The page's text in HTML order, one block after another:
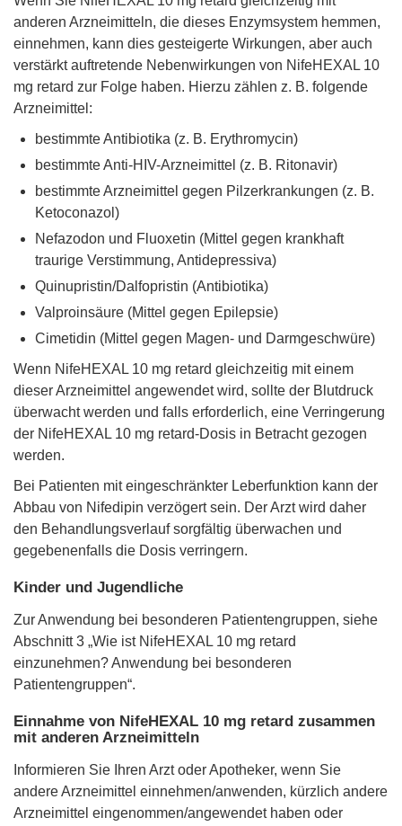
anderen Arzneimitteln, die dieses Enzymsystem hemmen,
einnehmen, kann dies gesteigerte Wirkungen, aber auch
verstärkt auftretende Nebenwirkungen von NifeHEXAL 10
mg retard zur Folge haben. Hierzu zählen z. B. folgende
Arzneimittel:
bestimmte Antibiotika (z. B. Erythromycin)
bestimmte Anti-HIV-Arzneimittel (z. B. Ritonavir)
bestimmte Arzneimittel gegen Pilzerkrankungen (z. B.
Ketoconazol)
Nefazodon und Fluoxetin (Mittel gegen krankhaft
traurige Verstimmung, Antidepressiva)
Quinupristin/Dalfopristin (Antibiotika)
Valproinsäure (Mittel gegen Epilepsie)
Cimetidin (Mittel gegen Magen- und Darmgeschwüre)
Wenn NifeHEXAL 10 mg retard gleichzeitig mit einem
dieser Arzneimittel angewendet wird, sollte der Blutdruck
überwacht werden und falls erforderlich, eine Verringerung
der NifeHEXAL 10 mg retard-Dosis in Betracht gezogen
werden.
Bei Patienten mit eingeschränkter Leberfunktion kann der
Abbau von Nifedipin verzögert sein. Der Arzt wird daher
den Behandlungsverlauf sorgfältig überwachen und
gegebenenfalls die Dosis verringern.
Kinder und Jugendliche
Zur Anwendung bei besonderen Patientengruppen, siehe
Abschnitt 3 „Wie ist NifeHEXAL 10 mg retard
einzunehmen? Anwendung bei besonderen
Patientengruppen“.
Einnahme von NifeHEXAL 10 mg retard zusammen
mit anderen Arzneimitteln
Informieren Sie Ihren Arzt oder Apotheker, wenn Sie
andere Arzneimittel einnehmen/anwenden, kürzlich andere
Arzneimittel eingenommen/angewendet haben oder